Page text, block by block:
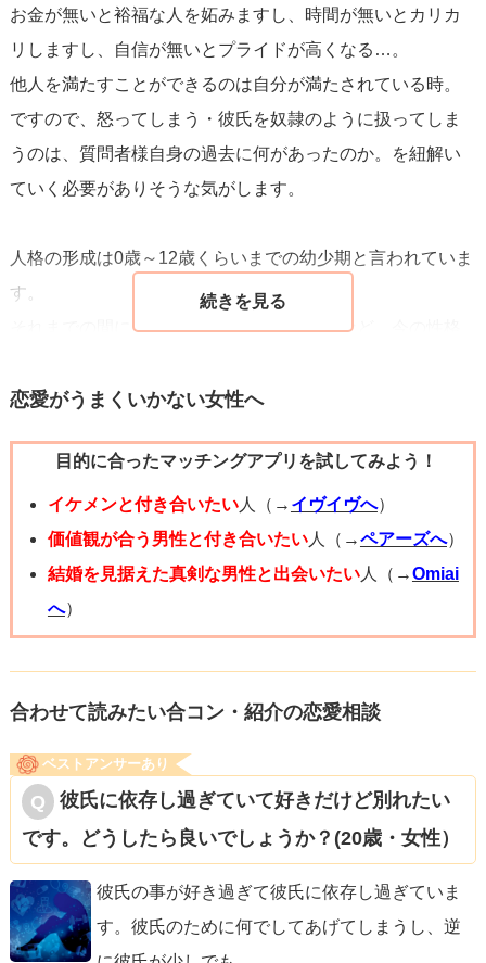
ていきます。
まだまだあなたはお若いです。
性格は治らないとあきらめないで欲しいのです。
きっと変わろうとすれば、変われると信じてみて。
彼はきっとあなたを受け止めてくれる優しい人。
彼に自分のこういうところが嫌いなんだ、と相談するのも
手。
すぐには結果は出ませんが、少しずつ一歩ずつです。
お金が無いと裕福な人を妬みますし、時間が無いとカリカ
リしますし、自信が無いとプライドが高くなる…。
他人を満たすことができるのは自分が満たされている時。
ですので、怒ってしまう・彼氏を奴隷のように扱ってしま
うのは、質問者様自身の過去に何があったのか。を紐解い
ていく必要がありそうな気がします。
人格の形成は0歳～12歳くらいまでの幼少期と言われていま
す。
それまでの間に、ご家庭や交友関係、学校など。今の性格
例えば、わたしの父は亭主関白で、5～6歳頃に締め出し
す。（何か悪さをしたからでしょうけど、締め出しされた
事しか覚えていません）
その影響もあってか、周囲とのいざこざを避ける平和主義
の思考になり、自分の意見を言わない「お人好し」の性格
になっていきました。
もし思い当たる節があるのなら、その出来事を受け入れて
あげてください。
と。
どんな事にも長所と短所・メリットとデメリットはありま
す。
怒ってしまうという事は
・感情表現が豊か
・基準が高い
恋愛がうまくいかない女性へ
目的に合ったマッチングアプリを試してみよう！
イケメンと付き合いたい人（→ イヴイヴへ）
価値観が合う男性と付き合いたい人（→ペアーズへ）
結婚を見据えた真剣な男性と出会いたい人（→Omiai
へ）
合わせて読みたい合コン・紹介の恋愛相談
ベストアンサーあり
彼氏に依存し過ぎていて好きだけど別れたい
です。どうしたら良いでしょうか？(20歳・女性）
彼氏の事が好き過ぎて彼氏に依存し過ぎていま
す。彼氏のために何でしてあげてしまうし、逆